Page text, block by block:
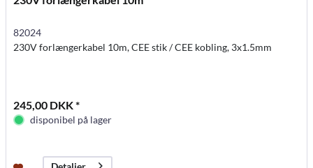
82024
230V forlængerkabel 10m, CEE stik / CEE kobling, 3x1.5mm
245,00 DKK *
disponibel på lager